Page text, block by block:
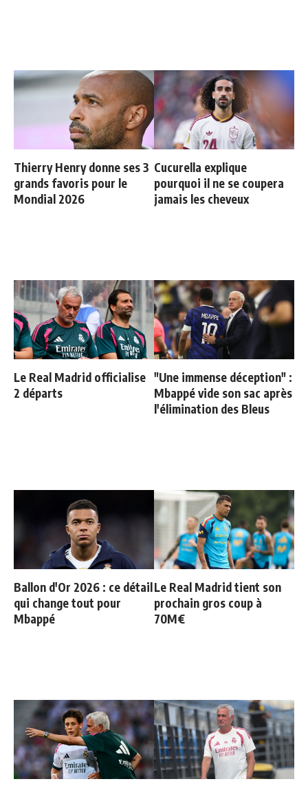
Thierry Henry donne ses 3
grands favoris pour le
Mondial 2026
Cucurella explique
pourquoi il ne se coupera
jamais les cheveux
Le Real Madrid officialise
2 départs
"Une immense déception" :
Mbappé vide son sac après
l'élimination des Bleus
Ballon d'Or 2026 : ce détail
qui change tout pour
Mbappé
Le Real Madrid tient son
prochain gros coup à
70M€